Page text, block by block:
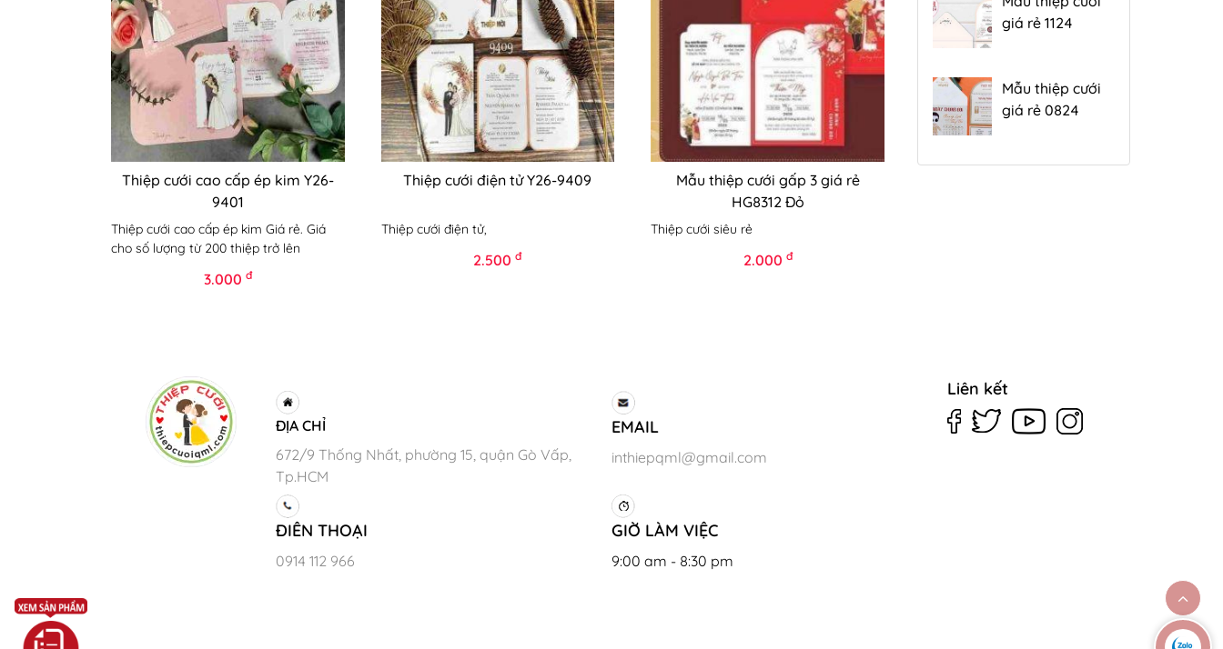
Thiệp cưới cao cấp ép kim Y26-
9401
Thiệp cưới cao cấp ép kim Giá rẻ. Giá
cho số lượng từ 200 thiệp trở lên
3.000 đ
Thiệp cưới điện tử Y26-9409
Thiệp cưới điện tử,
2.500đ
Mẫu thiệp cưới gấp 3 giá rẻ
HG8312 Đỏ
Thiệp cưới siêu rẻ
2.000 đ
giá rẻ 1124
Mẫu thiệp cưới
giá rẻ 0824
ĐỊA CHỈ
672/9 Thống Nhất, phường 15, quận Gò Vấp,
Tp.HCM
EMAIL
inthiepqml@gmail.com
ĐIÊN THOẠI
0914 112 966
GIỜ LÀM VIỆC
9:00 am - 8:30 pm
Liên kết